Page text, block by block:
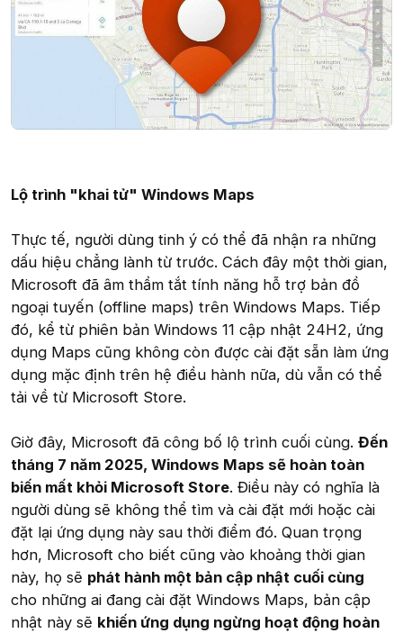
Lộ trình "khai tử" Windows Maps
Thực tế, người dùng tinh ý có thể đã nhận ra những
dấu hiệu chẳng lành từ trước. Cách đây một thời gian,
Microsoft đã âm thầm tắt tính năng hỗ trợ bản đồ
ngoại tuyến (offline maps) trên Windows Maps. Tiếp
đó, kể từ phiên bản Windows 11 cập nhật 24H2, ứng
dụng Maps cũng không còn được cài đặt sẵn làm ứng
dụng mặc định trên hệ điều hành nữa, dù vẫn có thể
tải về từ Microsoft Store.
Giờ đây, Microsoft đã công bố lộ trình cuối cùng. Đến
tháng 7 năm 2025, Windows Maps sẽ hoàn toàn
biến mất khỏi Microsoft Store. Điều này có nghĩa là
người dùng sẽ không thể tìm và cài đặt mới hoặc cài
đặt lại ứng dụng này sau thời điểm đó. Quan trọng
hơn, Microsoft cho biết cũng vào khoảng thời gian
này, họ sẽ phát hành một bản cập nhật cuối cùng
cho những ai đang cài đặt Windows Maps, bản cập
nhật này sẽ khiến ứng dụng ngừng hoạt động hoàn